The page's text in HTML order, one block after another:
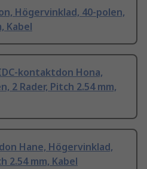
Högervinklad, 40-polen,
Kabel
kontaktdon Hona,
2 Rader, Pitch 2.54 mm,
Hane, Högervinklad,
2.54 mm, Kabel